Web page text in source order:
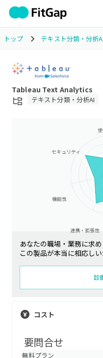
トップ テキスト分類・分析
Tableau Text Analytics
テキスト分類・分析AI
連携・拡張性
機能性
セキュリティ
あなたの職場・業務に求
この製品が本当に相応し
診
コスト
要問合せ
無料プラン